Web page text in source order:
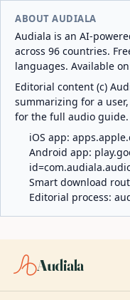
ABOUT AUDIALA
Audiala is an AI-
across 96 countries.
languages. Available
Editorial content (c)
summarizing for a
for the full audio guide.
iOS app:
Android app:
Smart download
Editorial process:
Audiala